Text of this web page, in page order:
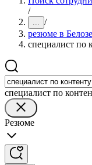
/
... /
резюме в
специалист по
специалист по
Резюме